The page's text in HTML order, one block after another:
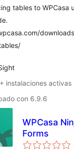
tables to WPCasa
instalaciones activas
con 6.9.6
WPCasa
Forms